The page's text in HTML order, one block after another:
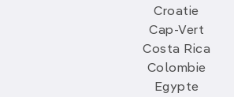
Croatie
Cap-Vert
Costa Rica
Colombie
Egypte